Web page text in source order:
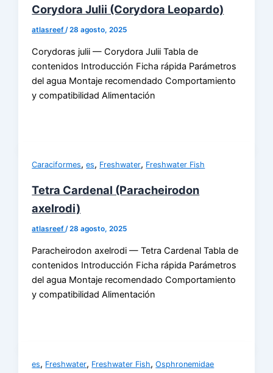
Corydora Julii (Corydora Leopardo)
atlasreef/28 agosto, 2025
Corydoras julii — Corydora Julii Tabla de
contenidos Introducción Ficha rápida Parámetros
del agua Montaje recomendado Comportamiento
y compatibilidad Alimentación
Caraciformes,es, Freshwater, Freshwater Fish
Tetra Cardenal (Paracheirodon
axelrodi)
atlasreef/28 agosto, 2025
Paracheirodon axelrodi — Tetra Cardenal Tabla de
contenidos Introducción Ficha rápida Parámetros
del agua Montaje recomendado Comportamiento
y compatibilidad Alimentación
es, Freshwater, Freshwater Fish,Osphronemidae